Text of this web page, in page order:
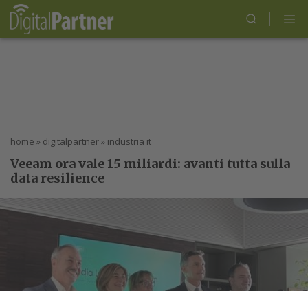
home » digitalpartner» industria it
Veeam ora vale 15 miliardi: avanti tutta sulla
data resilience